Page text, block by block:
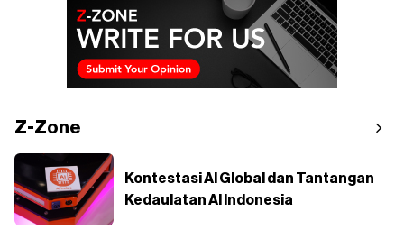
Z-Zone
Kontestasi AI Global dan Tantangan
Kedaulatan AI Indonesia